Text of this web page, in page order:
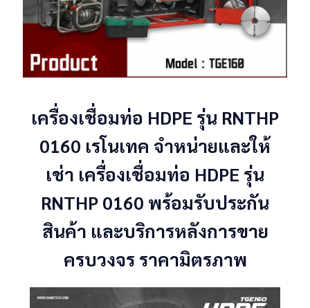
เครื่องเชื่อมท่อ HDPE รุ่น RNTHP
0160 เรโนเทค จำหน่ายและให้
เช่า เครื่องเชื่อมท่อ HDPE รุ่น
RNTHP 0160 พร้อมรับประกัน
สินค้า และบริการหลังการขาย
ครบวงจร ราคามิตรภาพ